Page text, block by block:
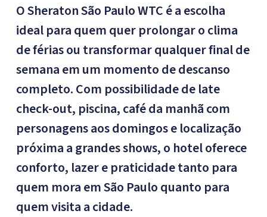
O Sheraton São Paulo WTC é a escolha
ideal para quem quer prolongar o clima
de férias ou transformar qualquer final de
semana em um momento de descanso
completo. Com possibilidade de late
check-out, piscina, café da manhã com
personagens aos domingos e localização
próxima a grandes shows, o hotel oferece
conforto, lazer e praticidade tanto para
quem mora em São Paulo quanto para
quem visita a cidade.